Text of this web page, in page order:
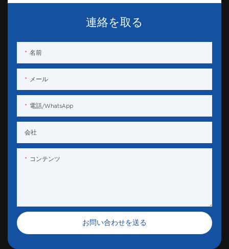
連絡を取る
名前
メール
電話/WhatsApp
会社
コンテンツ
お問い合わせを送る